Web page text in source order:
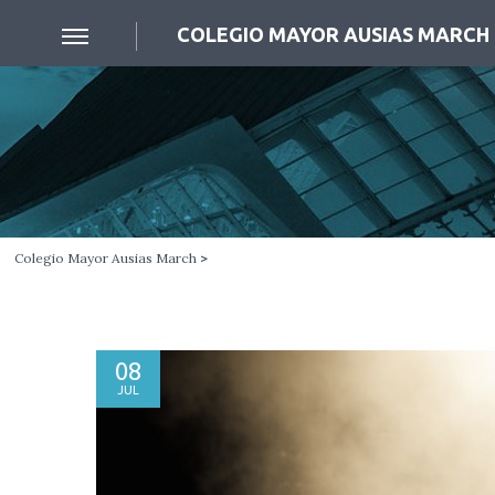
COLEGIO MAYOR AUSIAS MARCH
Colegio Mayor Ausias March >
08
JUL